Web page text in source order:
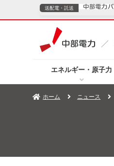
エネルギー・原子力
送配電・託送
TOPページへ
TOPページへ
ホーム ニュース